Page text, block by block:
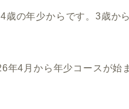
歳の年少からです。3歳か
年4月から年少コースが始